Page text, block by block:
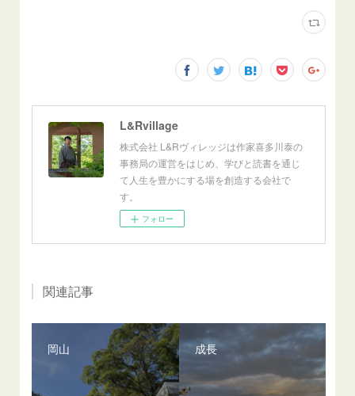
L&Rvillage
株式会社 L&Rヴィレッジは作家喜多川泰の
事務局の運営をはじめ、学びと読書を通じ
て人生を豊かにする場を創造する会社で
す。
フォロー
関連記事
岡山 成長